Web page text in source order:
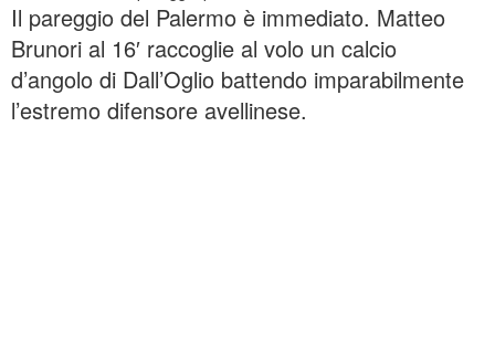
Il pareggio del Palermo è immediato. Matteo
Brunori al 16′ raccoglie al volo un calcio
d’angolo di Dall’Oglio battendo imparabilmente
l’estremo difensore avellinese.